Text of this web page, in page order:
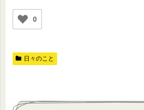
0
日々のこと